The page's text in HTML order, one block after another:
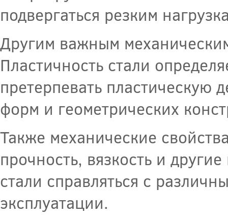
подвергаться резким
Другим важным
Пластичность стали
претерпевать
форм и геометрических
Также механические
прочность, вязкость и
стали справляться с
эксплуатации.